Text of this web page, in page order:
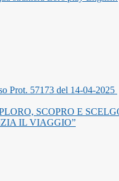
Prot. 57173 del 14-04-2025
SCOPRO E
IL VIAGGIO”